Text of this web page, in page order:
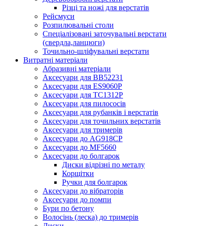
Різці та ножі для верстатів
Рейсмуси
Розпилювальні столи
Спеціалізовані заточувальні верстати
(свердла,ланцюги)
Точильно-шліфувальні верстати
Витратні матеріали
Абразивні матеріали
Аксесуари для BB52231
Аксесуари для ES9060P
Аксесуари для TC1312P
Аксесуари для пилососів
Аксесуари для рубанків і верстатів
Аксесуари для точильних верстатів
Аксесуари для тримерів
Аксесуари до AG918CP
Аксесуари до MF5660
Аксесуари до болгарок
Диски відрізні по металу
Корщітки
Ручки для болгарок
Аксесуари до вібраторів
Аксесуари до помпи
Бури по бетону
Волосінь (леска) до тримерів